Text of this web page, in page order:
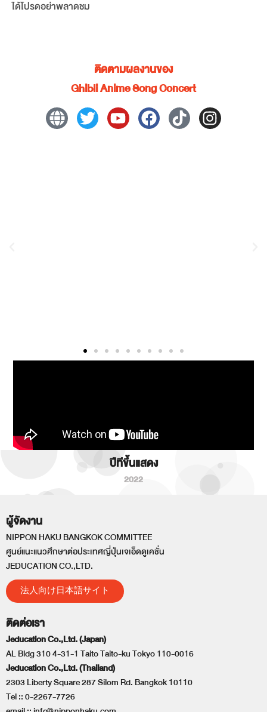
ได้โปรดอย่าพลาดชม
ติดตามผลงานของ
Ghibli Anime Song Concert
ปีทีขึ้นแสดง
2022
ผู้จัดงาน
NIPPON HAKU BANGKOK COMMITTEE
ศูนย์แนะแนวศึกษาต่อประเทศญี่ปุ่นเจเอ็ดดูเคชั่น
JEDUCATION CO.,LTD.
法人向け日本語サイト
ติดต่อเรา
Jeducation Co.,Ltd. (Japan)
AL Bldg 310 4-31-1 Taito Taito-ku Tokyo 110-0016
Jeducation Co.,Ltd. (Thailand)
2303 Liberty Square 287 Silom Rd. Bangkok 10110
Tel ::0-2267-7726